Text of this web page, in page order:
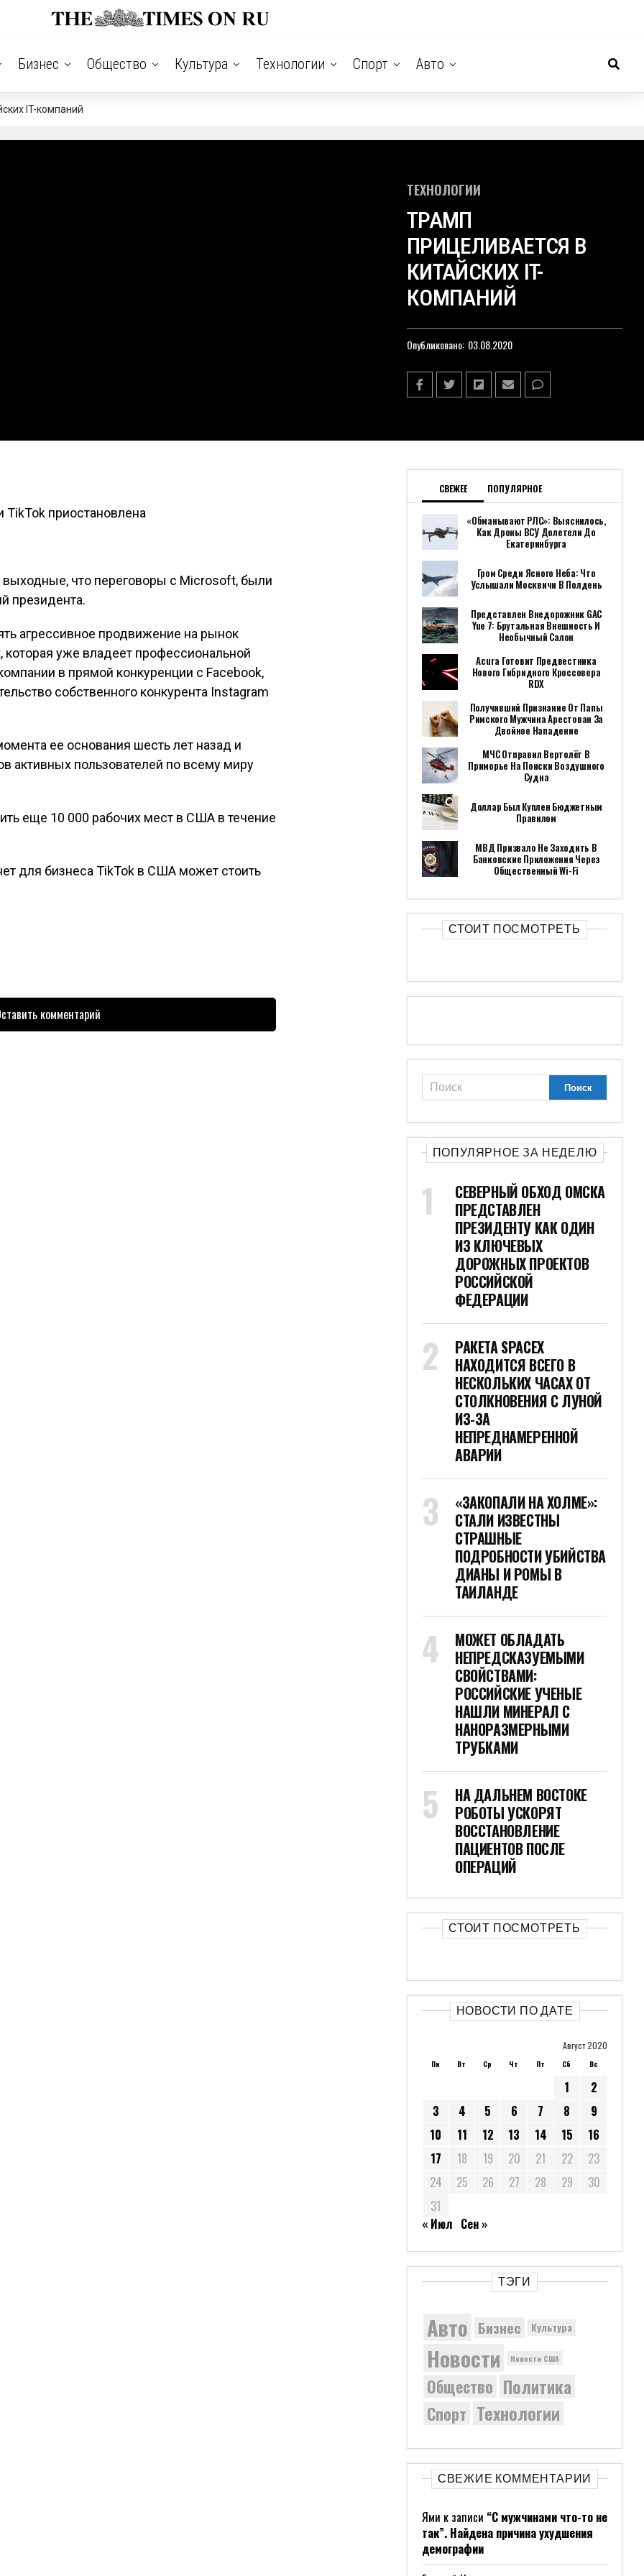
Бизнес Общество Культура Технологии Спорт Авто
IT-компаний
ТЕХНОЛОГИИ
ТРАМП
ПРИЦЕЛИВАЕТСЯ В
КИТАЙСКИХ IT-
КОМПАНИЙ
Опубликовано: 03.08.2020
приостановлена
что переговоры с Microsoft, были
президента.
агрессивное продвижение на рынок
уже владеет профессиональной
в прямой конкуренции с Facebook,
собственного конкурента Instagram
ее основания шесть лет назад и
активных пользователей по всему миру
еще 10 000 рабочих мест в США в течение
для бизнеса TikTok в США может стоить
комментарий
СВЕЖЕЕ ПОПУЛЯРНОЕ
«Обманывают РЛС»: Выяснилось,
Как Дроны ВСУ Долетели До
Екатеринбурга
Гром Среди Ясного Неба: Что
Услышали Москвичи В Полдень
Представлен Внедорожник GAC
Yue 7: Брутальная Внешность И
Необычный Салон
Acura Готовит Предвестника
Нового Гибридного Кроссовера
RDX
Получивший Признание От Папы
Римского Мужчина Арестован За
Двойное Нападение
МЧС Отправил Вертолёт В
Приморье На Поиски Воздушного
Судна
Доллар Был Куплен Бюджетным
Правилом
МВД Призвало Не Заходить В
Банковские Приложения Через
Общественный Wi-Fi
СТОИТ ПОСМОТРЕТЬ
ПОПУЛЯРНОЕ ЗА НЕДЕЛЮ
СЕВЕРНЫЙ ОБХОД ОМСКА
ПРЕДСТАВЛЕН
ПРЕЗИДЕНТУ КАК ОДИН
ИЗ КЛЮЧЕВЫХ
ДОРОЖНЫХ ПРОЕКТОВ
РОССИЙСКОЙ
ФЕДЕРАЦИИ
РАКЕТА SPACEX
НАХОДИТСЯ ВСЕГО В
НЕСКОЛЬКИХ ЧАСАХ ОТ
СТОЛКНОВЕНИЯ С ЛУНОЙ
ИЗ-ЗА
НЕПРЕДНАМЕРЕННОЙ
АВАРИИ
«ЗАКОПАЛИ НА ХОЛМЕ»:
СТАЛИ ИЗВЕСТНЫ
СТРАШНЫЕ
ПОДРОБНОСТИ УБИЙСТВА
ДИАНЫ И РОМЫ В
ТАИЛАНДЕ
МОЖЕТ ОБЛАДАТЬ
НЕПРЕДСКАЗУЕМЫМИ
СВОЙСТВАМИ:
РОССИЙСКИЕ УЧЕНЫЕ
НАШЛИ МИНЕРАЛ С
НАНОРАЗМЕРНЫМИ
ТРУБКАМИ
НА ДАЛЬНЕМ ВОСТОКЕ
РОБОТЫ УСКОРЯТ
ВОССТАНОВЛЕНИЕ
ПАЦИЕНТОВ ПОСЛЕ
ОПЕРАЦИЙ
СТОИТ ПОСМОТРЕТЬ
НОВОСТИ ПО ДАТЕ
Август 2020
Пн Вт Ср Чт Пт Сб Вс
1
2
3
4 5 6 7 8
9
10
11 12 13 14 15
16
17
18 19 20 21 22
23
24
25 26 27 28 29
30
31
« Июл Сен »
ТЭГИ
Авто Бизнес Культура
Новости Новости США
Общество Политика
Спорт Технологии
СВЕЖИЕ КОММЕНТАРИИ
Ями к записи “С мужчинами что-то не
так”. Найдена причина ухудшения
демографии